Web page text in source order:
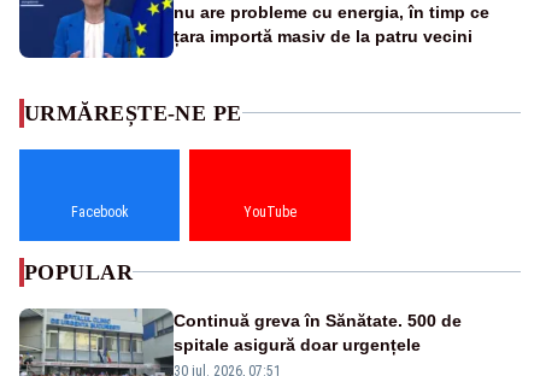
nu are probleme cu energia, în timp ce
țara importă masiv de la patru vecini
URMĂREȘTE-NE PE
Facebook YouTube
POPULAR
Continuă greva în Sănătate. 500 de
spitale asigură doar urgențele
30 iul. 2026, 07:51